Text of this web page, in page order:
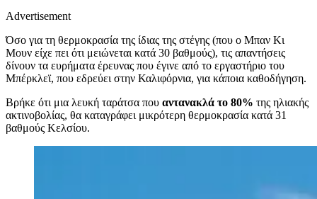
Advertisement
Όσο για τη θερμοκρασία της ίδιας της στέγης (που ο Μπαν Κι
Μουν είχε πει ότι μειώνεται κατά 30 βαθμούς), τις απαντήσεις
δίνουν τα ευρήματα έρευνας που έγινε από το εργαστήριο του
Μπέρκλεϊ, που εδρεύει στην Καλιφόρνια, για κάποια καθοδήγηση.
Βρήκε ότι μια λευκή ταράτσα που αντανακλά το 80% της ηλιακής
ακτινοβολίας, θα καταγράφει μικρότερη θερμοκρασία κατά 31
βαθμούς Κελσίου.